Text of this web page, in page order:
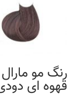
رنگ مو
قهوه ای